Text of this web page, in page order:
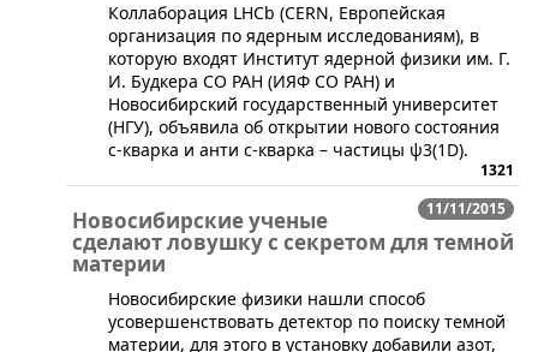
​Коллаборация LHCb (CERN, Европейская
организация по ядерным исследованиям), в
которую входят Институт ядерной физики им. Г.
И. Будкера СО РАН (ИЯФ СО РАН) и
Новосибирский государственный университет
(НГУ), объявила об открытии нового состояния
c-кварка и анти c-кварка – частицы ψ3(1D).
1321
11/11/2015
Новосибирские ученые
сделают ловушку с секретом для темной
материи
​Новосибирские физики нашли способ
усовершенствовать детектор по поиску темной
материи, для этого в установку добавили азот,